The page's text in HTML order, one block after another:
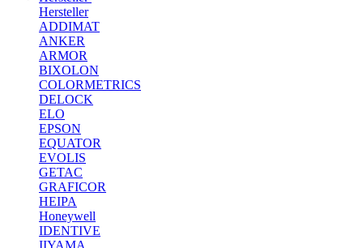
Hersteller
ADDIMAT
ANKER
ARMOR
BIXOLON
COLORMETRICS
DELOCK
ELO
EPSON
EQUATOR
EVOLIS
GETAC
GRAFICOR
HEIPA
Honeywell
IDENTIVE
IIYAMA